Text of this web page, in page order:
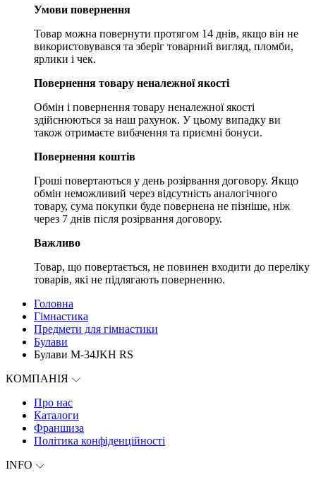
Умови повернення
Товар можна повернути протягом 14 днів, якщо він не
використовувався та зберіг товарний вигляд, пломби,
ярлики і чек.
Повернення товару неналежної якості
Обмін і повернення товару неналежної якості
здійснюються за наш рахунок. У цьому випадку ви
також отримаєте вибачення та приємні бонуси.
Повернення коштів
Гроші повертаються у день розірвання договору. Якщо
обмін неможливий через відсутність аналогічного
товару, сума покупки буде повернена не пізніше, ніж
через 7 днів після розірвання договору.
Важливо
Товар, що повертається, не повинен входити до переліку
товарів, які не підлягають поверненню.
Головна
Гімнастика
Предмети для гімнастики
Булави
Булави M-34JKH RS
КОМПАНІЯ
Про нас
Каталоги
Франшиза
Політика конфіденційності
INFO